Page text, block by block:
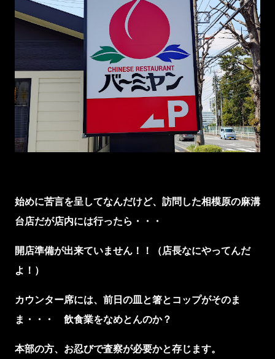
始めに苦言を呈してなんだけど、訪問した相模原の麻溝
台店だが店内には行ったら・・・
開店準備が出来ていません！！（店長なにやってんだ
よ！）
カウンター席には、前日の皿と箸とコップがそのま
ま・・・ 飲食業をなめとんのか？
本部の方、お忍びで査察が必要かと存じます。